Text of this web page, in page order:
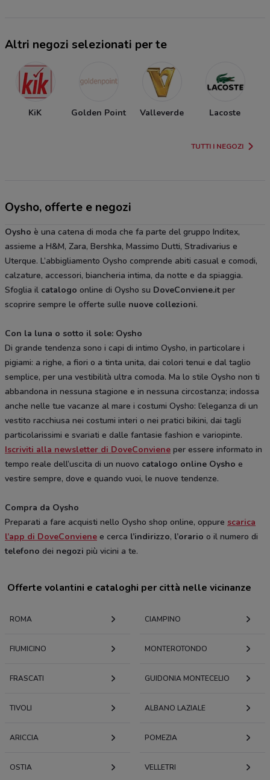
Altri negozi selezionati per te
KiK Golden Point Valleverde Lacoste
TUTTI I NEGOZI
Oysho, offerte e negozi
Oysho è una catena di moda che fa parte del gruppo Inditex,
assieme a H&M, Zara, Bershka, Massimo Dutti, Stradivarius e
Uterque. L’abbigliamento Oysho comprende abiti casual e comodi,
calzature, accessori, biancheria intima, da notte e da spiaggia.
Sfoglia il catalogo online di Oysho su DoveConviene.it per
scoprire sempre le offerte sulle nuove collezioni.
Con la luna o sotto il sole: Oysho
Di grande tendenza sono i capi di intimo Oysho, in particolare i
pigiami: a righe, a fiori o a tinta unita, dai colori tenui e dal taglio
semplice, per una vestibilità ultra comoda. Ma lo stile Oysho non ti
abbandona in nessuna stagione e in nessuna circostanza; indossa
anche nelle tue vacanze al mare i costumi Oysho: l’eleganza di un
vestito racchiusa nei costumi interi o nei pratici bikini, dai tagli
particolarissimi e svariati e dalle fantasie fashion e variopinte.
Iscriviti alla newsletter di DoveConviene per essere informato in
tempo reale dell’uscita di un nuovo catalogo online Oysho e
vestire sempre, dove e quando vuoi, le nuove tendenze.
Compra da Oysho
Preparati a fare acquisti nello Oysho shop online, oppure scarica
l’app di DoveConviene e cerca l’indirizzo, l’orario o il numero di
telefono dei negozi più vicini a te.
Offerte volantini e cataloghi per città nelle vicinanze
ROMA CIAMPINO
FIUMICINO MONTEROTONDO
FRASCATI GUIDONIA MONTECELIO
TIVOLI ALBANO LAZIALE
ARICCIA POMEZIA
OSTIA VELLETRI